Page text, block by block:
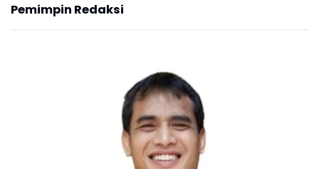
Pemimpin Redaksi